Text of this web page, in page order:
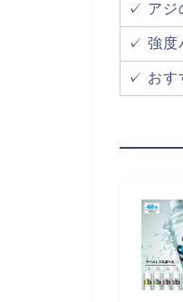
✓ アジ
✓ 強度
✓ おす